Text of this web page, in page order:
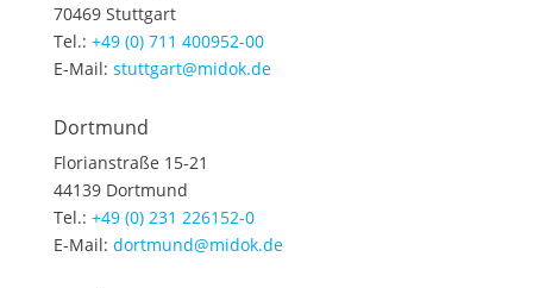
70469 Stuttgart
Tel.: +49 (0) 711 400952-00
E-Mail: stuttgart@midok.de
Dortmund
Florianstraße 15-21
44139 Dortmund
Tel.: +49 (0) 231 226152-0
E-Mail: dortmund@midok.de